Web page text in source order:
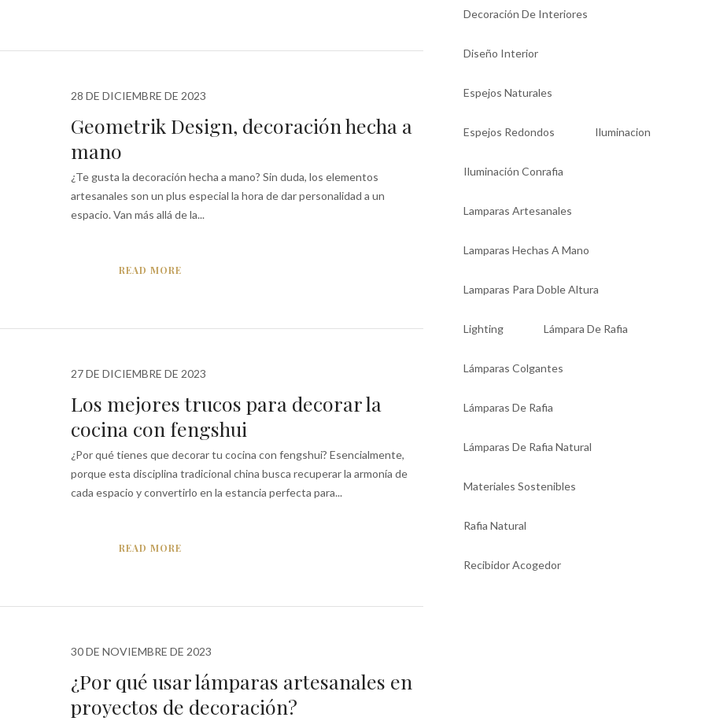
28 DE DICIEMBRE DE 2023
Geometrik Design, decoración hecha a
mano
¿Te gusta la decoración hecha a mano? Sin duda, los elementos
artesanales son un plus especial la hora de dar personalidad a un
espacio. Van más allá de la...
READ MORE
27 DE DICIEMBRE DE 2023
Los mejores trucos para decorar la
cocina con fengshui
¿Por qué tienes que decorar tu cocina con fengshui? Esencialmente,
porque esta disciplina tradicional china busca recuperar la armonía de
cada espacio y convertirlo en la estancia perfecta para...
READ MORE
30 DE NOVIEMBRE DE 2023
¿Por qué usar lámparas artesanales en
proyectos de decoración?
Decoración De Interiores
Diseño Interior
Espejos Naturales
Espejos Redondos Iluminacion
Iluminación Conrafia
Lamparas Artesanales
Lamparas Hechas A Mano
Lamparas Para Doble Altura
Lighting Lámpara De Rafia
Lámparas Colgantes
Lámparas De Rafia
Lámparas De Rafia Natural
Materiales Sostenibles
Rafia Natural
Recibidor Acogedor